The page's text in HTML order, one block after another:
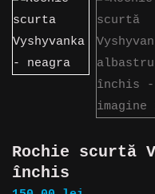
Rochie scurtă
închis